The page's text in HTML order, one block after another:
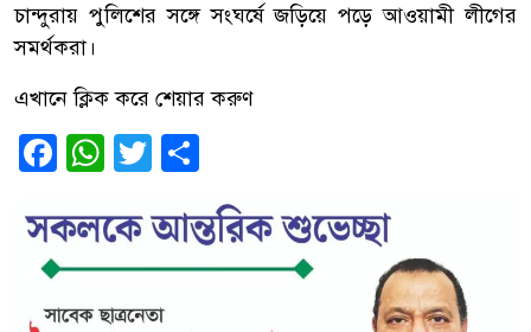
চান্দুরায় পুলিশের সঙ্গে সংঘর্ষে জড়িয়ে পড়ে আওয়ামী লীগের
সমর্থকরা।
এখানে ক্লিক করে শেয়ার করুণ
Facebook
WhatsApp
Twitter